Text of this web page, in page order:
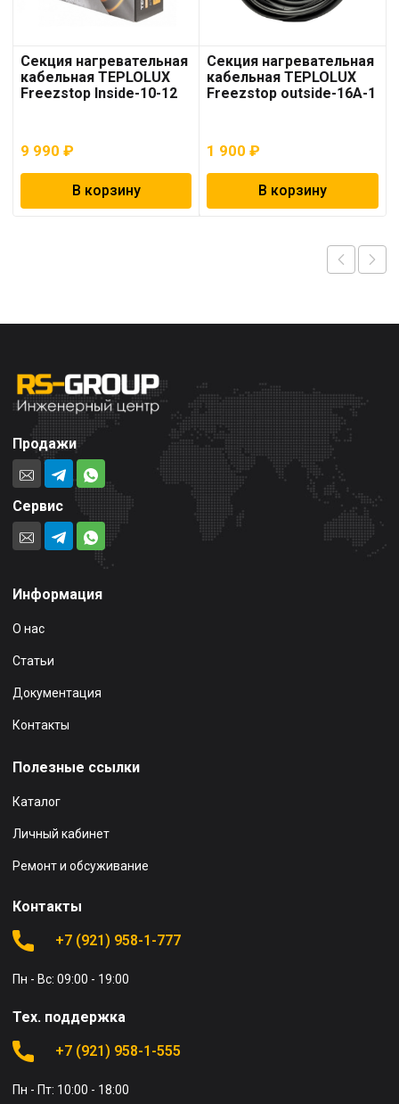
Секция нагревательная
кабельная TEPLOLUX
Freezstop Inside-10-12
9 990 ₽
В корзину
Секция нагревательная
кабельная TEPLOLUX
Freezstop outside-16A-1
1 900₽
В корзину
Продажи
Сервис
Информация
О нас
Статьи
Документация
Контакты
Полезные ссылки
Каталог
Личный кабинет
Ремонт и обсуживание
Контакты
+7 (921) 958-1-777
Пн - Вс: 09:00 - 19:00
Тех. поддержка
+7 (921) 958-1-555
Пн - Пт: 10:00 - 18:00